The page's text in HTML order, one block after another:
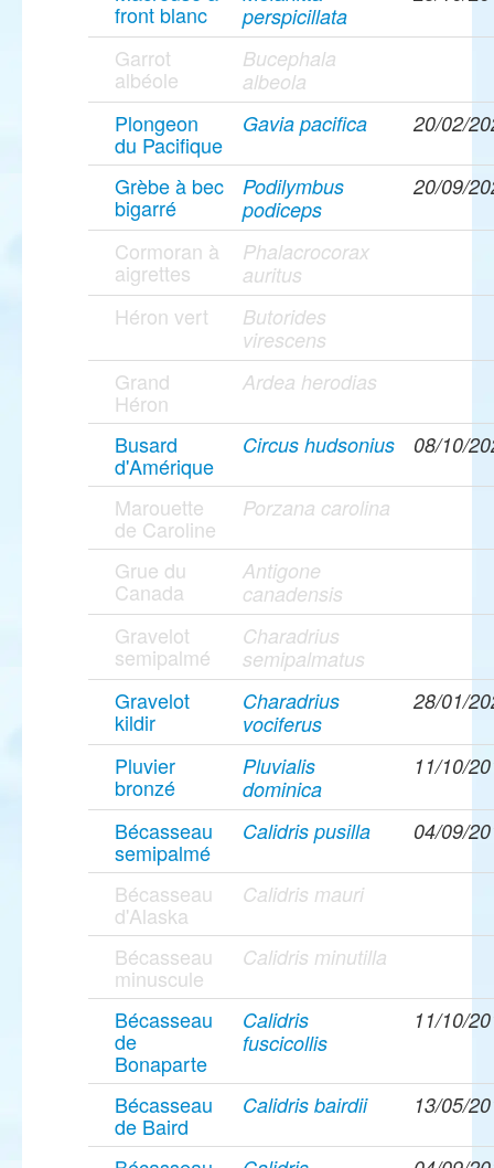
front blanc
perspicillata
Garrot
albéole
Bucephala
albeola
Plongeon
du Pacifique
Gavia pacifica 20/02/
Grèbe à bec
bigarré
Podilymbus
podiceps
20/09/
Cormoran à
aigrettes
Phalacrocorax
auritus
Héron vert
Butorides
virescens
Grand
Héron
Ardea herodias
Busard
d'Amérique
Circus hudsonius 08/10/
Marouette
de Caroline
Porzana carolina
Grue du
Canada
Antigone
canadensis
Gravelot
semipalmé
Charadrius
semipalmatus
Gravelot
kildir
Charadrius
vociferus
28/01/
Pluvier
bronzé
Pluvialis
dominica
11/10/
Bécasseau
semipalmé
Calidris pusilla 04/09/
Bécasseau
d'Alaska
Calidris mauri
Bécasseau
minuscule
Calidris minutilla
Bécasseau
de
Bonaparte
Calidris
fuscicollis
11/10/
Bécasseau
de Baird
Calidris bairdii 13/05/